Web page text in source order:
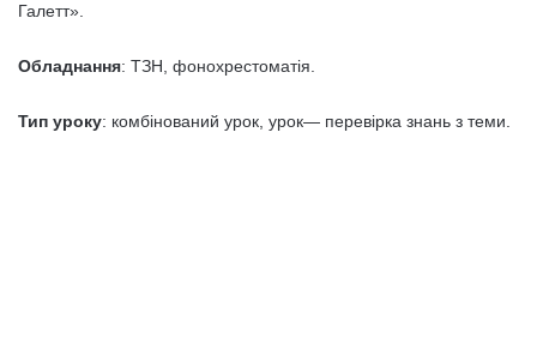
Галетт».
Обладнання: ТЗН, фонохрестоматія.
Тип уроку: комбінований урок, урок— перевірка знань з теми.